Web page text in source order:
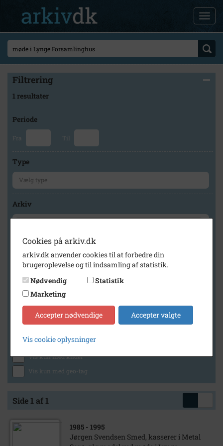
Filtrering
1 resultater
Periode
Fra Til
Type
Arkiv
Geografi
Generelt
Vis kun med billeder
Vis kun med lydklip
Vis kun med kilder
Vis kun med geo-tag
Side 1 af 1
1985 - 1995
Jørgen Svendsen Smed, kasserer i Metal
Cookies på arkiv.dk
arkiv.dk anvender cookies til at forbedre din
brugeroplevelse og til indsamling af statistik.
Nødvendig
Statistik
Marketing
Accepter nødvendige Accepter valgte
Vis cookie oplysninger